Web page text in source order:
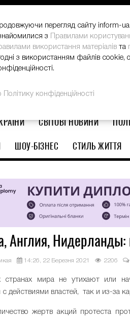
В Україні стартував ювілейний
СВІТОВІ НОВИНИ
ШОУ-БІЗНЕС СТИЛЬ ЖИТТЯ
Англия, Нидерланды:
14:26, 22 Березня 2021 2206
странах мира не утихают или
с действиями властей, так и из-за
жертв акций протеста
перегляд сайту inform-
з
Правилами
використання матеріалів та
з використанням файлів cookie,
конфіденційності